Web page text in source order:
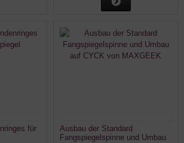
für
Ausbau der Standard
Fangspiegelspinne und Umbau